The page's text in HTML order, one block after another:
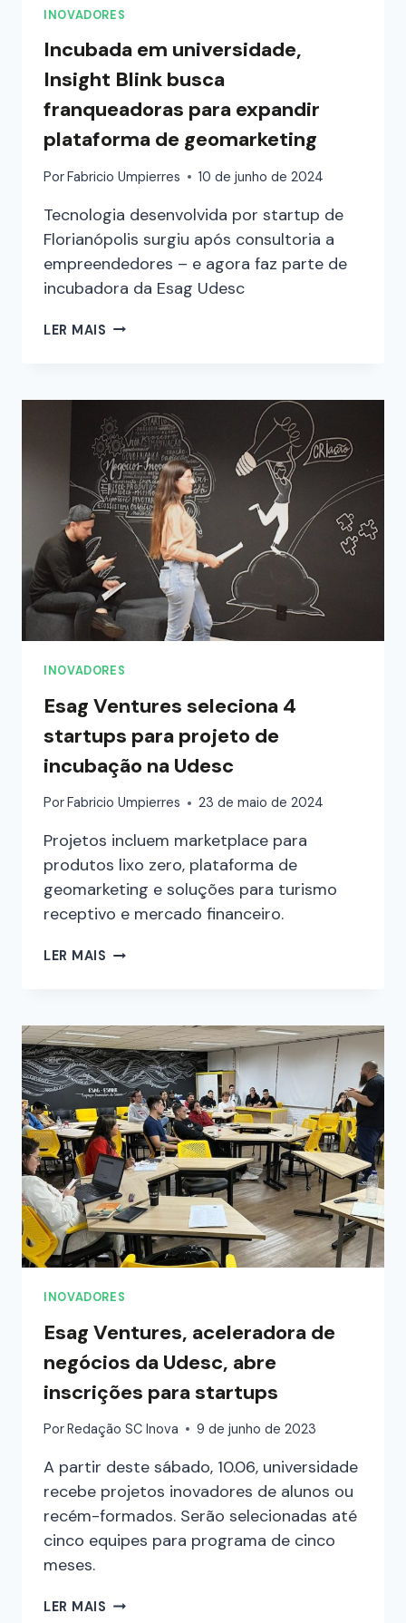
INOVADORES
Incubada em universidade,
Insight Blink busca
franqueadoras para expandir
plataforma de geomarketing
PorFabricio Umpierres 10 de junho de 2024
Tecnologia desenvolvida por startup de
Florianópolis surgiu após consultoria a
empreendedores – e agora faz parte de
incubadora da Esag Udesc
LER MAIS
INOVADORES
Esag Ventures seleciona 4
startups para projeto de
incubação na Udesc
PorFabricio Umpierres 23 de maio de 2024
Projetos incluem marketplace para
produtos lixo zero, plataforma de
geomarketing e soluções para turismo
receptivo e mercado financeiro.
LER MAIS
INOVADORES
Esag Ventures, aceleradora de
negócios da Udesc, abre
inscrições para startups
PorRedação SC Inova 9 de junho de 2023
A partir deste sábado, 10.06, universidade
recebe projetos inovadores de alunos ou
recém-formados. Serão selecionadas até
cinco equipes para programa de cinco
meses.
LER MAIS